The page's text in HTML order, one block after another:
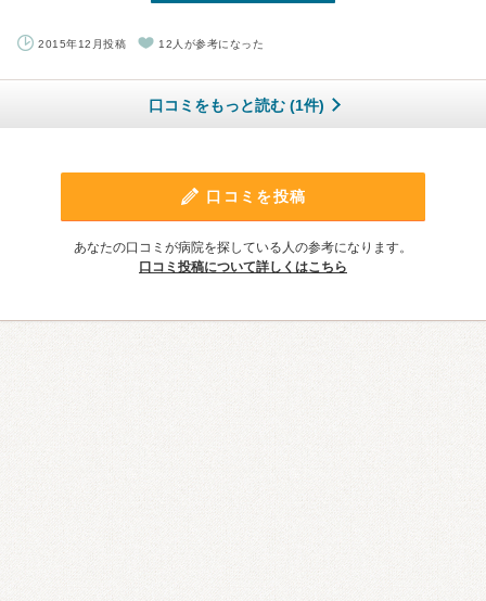
2015年12月投稿 12人が参考になった
口コミをもっと読む (1件)
口コミを投稿
あなたの口コミが病院を探している人の参考になります。
口コミ投稿について詳しくはこちら